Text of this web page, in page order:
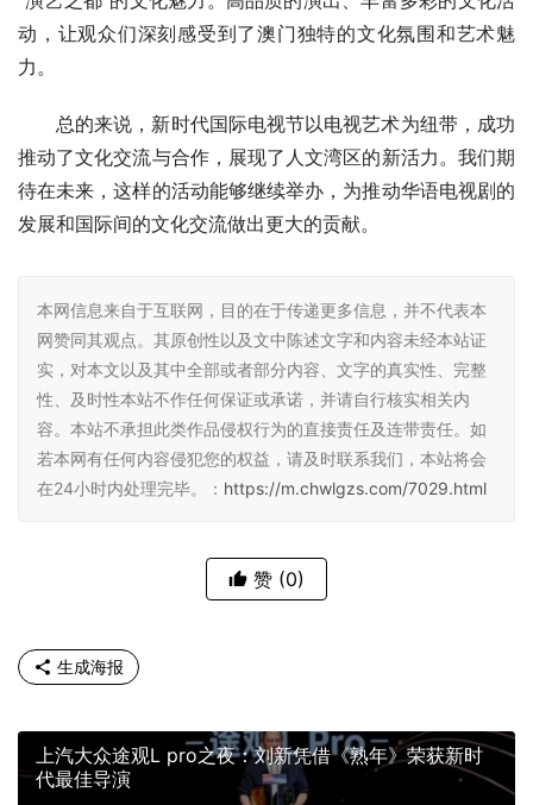
动，让观众们深刻感受到了澳门独特的文化氛围和艺术魅
力。
总的来说，新时代国际电视节以电视艺术为纽带，成功
推动了文化交流与合作，展现了人文湾区的新活力。我们期
待在未来，这样的活动能够继续举办，为推动华语电视剧的
发展和国际间的文化交流做出更大的贡献。
本网信息来自于互联网，目的在于传递更多信息，并不代表本
网赞同其观点。其原创性以及文中陈述文字和内容未经本站证
实，对本文以及其中全部或者部分内容、文字的真实性、完整
性、及时性本站不作任何保证或承诺，并请自行核实相关内
容。本站不承担此类作品侵权行为的直接责任及连带责任。如
若本网有任何内容侵犯您的权益，请及时联系我们，本站将会
在24小时内处理完毕。： https://m.chwlgzs.com/7029.html
赞 (0)
生成海报
上汽大众途观L pro之夜：刘新凭借《熟年》荣获新时
代最佳导演